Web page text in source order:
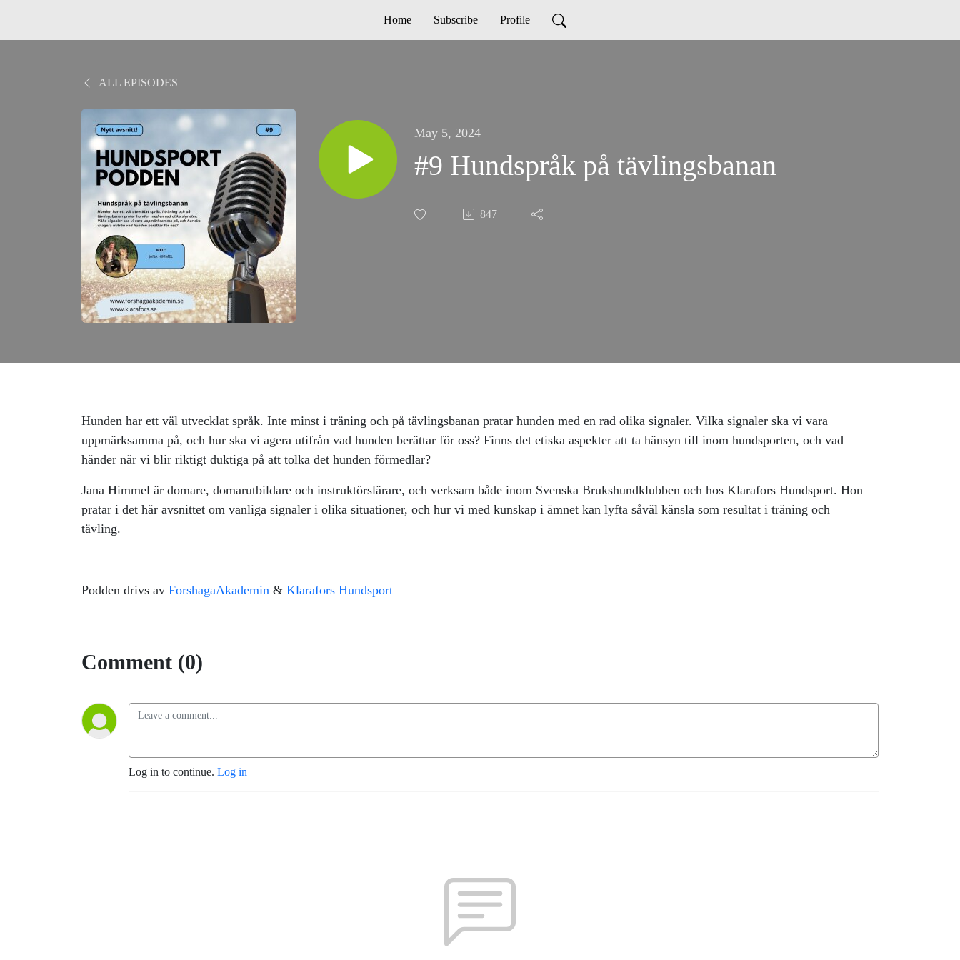
Home Subscribe Profile
ALL EPISODES
May 5, 2024
#9 Hundspråk på tävlingsbanan
847
Hunden har ett väl utvecklat språk. Inte minst i träning och på tävlingsbanan pratar hunden med en rad olika signaler. Vilka signaler ska vi vara
uppmärksamma på, och hur ska vi agera utifrån vad hunden berättar för oss? Finns det etiska aspekter att ta hänsyn till inom hundsporten, och vad
händer när vi blir riktigt duktiga på att tolka det hunden förmedlar?
Jana Himmel är domare, domarutbildare och instruktörslärare, och verksam både inom Svenska Brukshundklubben och hos Klarafors Hundsport. Hon
pratar i det här avsnittet om vanliga signaler i olika situationer, och hur vi med kunskap i ämnet kan lyfta såväl känsla som resultat i träning och
tävling.
Podden drivs av ForshagaAkademin & Klarafors Hundsport
Comment (0)
Log in to continue. Log in